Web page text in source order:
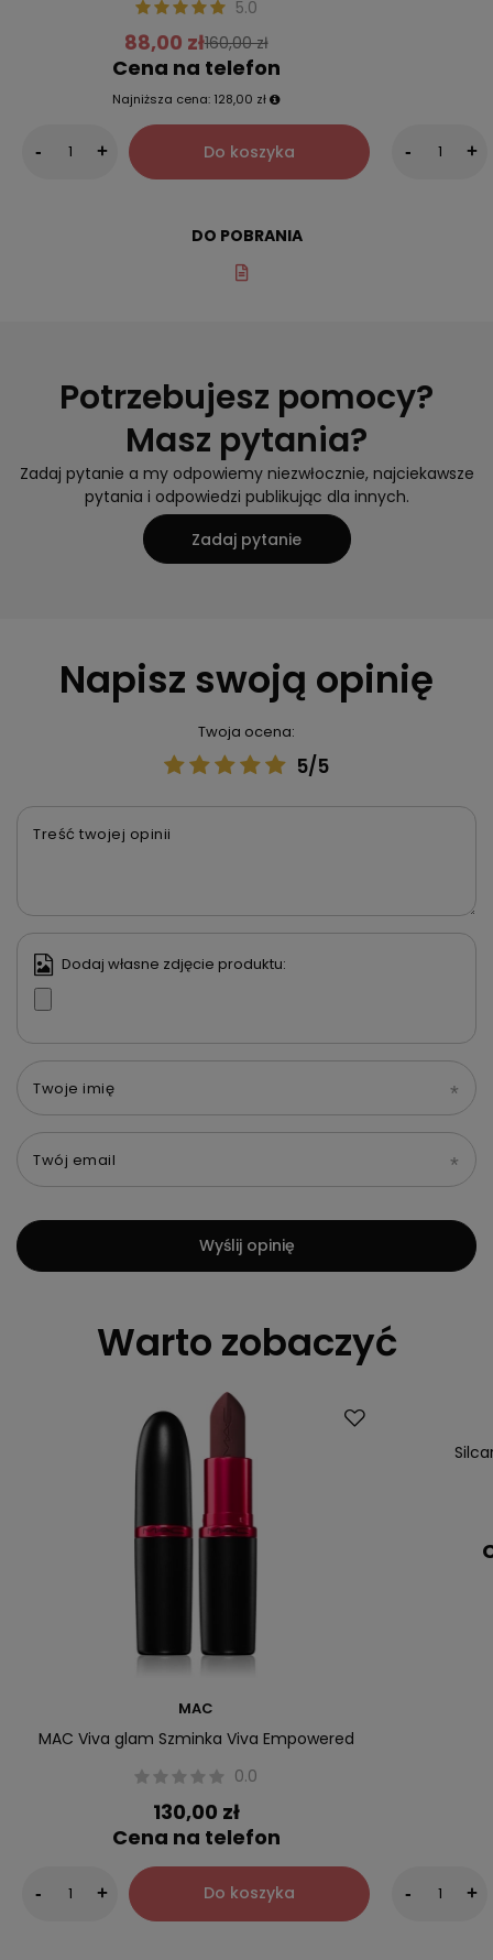
5.0
88,00 zł160,00 zł
Cena na telefon
Najniższa cena: 128,00 zł
- + Do koszyka - +
DO POBRANIA
Potrzebujesz pomocy?
Masz pytania?
Zadaj pytanie a my odpowiemy niezwłocznie, najciekawsze
pytania i odpowiedzi publikując dla innych.
Zadaj pytanie
Napisz swoją opinię
Twoja ocena:
5/5
Treść twojej opinii
Dodaj własne zdjęcie produktu:
Twoje imię
Twój email
Wyślij opinię
Warto zobaczyć
MAC
MAC Viva glam Szminka Viva Empowered
0.0
130,00 zł
Cena na telefon
- + Do koszyka - +